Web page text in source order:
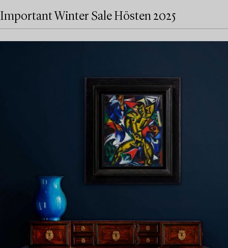
Important Winter Sale Hösten 2025